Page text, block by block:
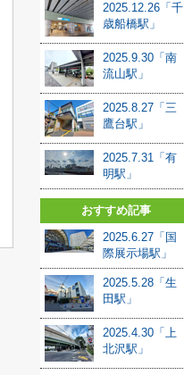
2025.12.26「千
歳船橋駅」
2025.9.30「南
流山駅」
2025.8.27「三
鷹台駅」
2025.7.31「有
明駅」
おすすめ記事
2025.6.27「国
際展示場駅」
2025.5.28「生
田駅」
2025.4.30「上
北沢駅」